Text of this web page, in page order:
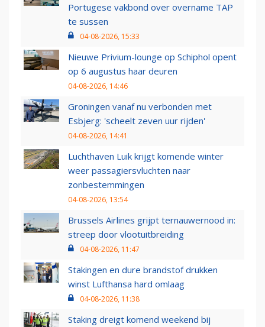
Portugese vakbond over overname TAP
te sussen
04-08-2026, 15:33
Nieuwe Privium-lounge op Schiphol opent
op 6 augustus haar deuren
04-08-2026, 14:46
Groningen vanaf nu verbonden met
Esbjerg: 'scheelt zeven uur rijden'
04-08-2026, 14:41
Luchthaven Luik krijgt komende winter
weer passagiersvluchten naar
zonbestemmingen
04-08-2026, 13:54
Brussels Airlines grijpt ternauwernood in:
streep door vlootuitbreiding
04-08-2026, 11:47
Stakingen en dure brandstof drukken
winst Lufthansa hard omlaag
04-08-2026, 11:38
Staking dreigt komend weekend bij